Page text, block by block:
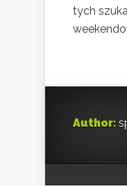
tych
Author: